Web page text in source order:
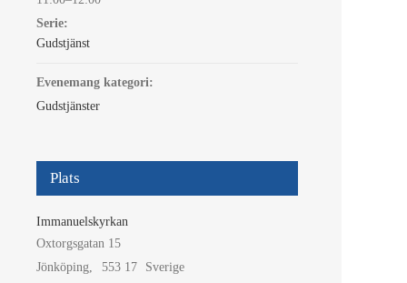
Serie:
Gudstjänst
Evenemang kategori:
Gudstjänster
Plats
Immanuelskyrkan
Oxtorgsgatan 15
Jönköping, 553 17
Sverige